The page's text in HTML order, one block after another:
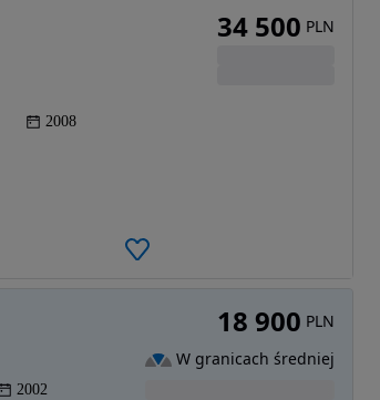
2008
34 500 PLN
2002
18 900 PLN
W granicach średniej